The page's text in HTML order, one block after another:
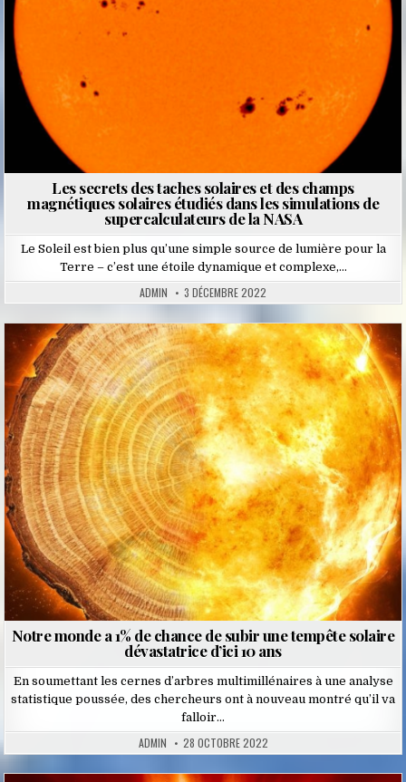
Les secrets des taches solaires et des champs
magnétiques solaires étudiés dans les simulations de
supercalculateurs de la NASA
Le Soleil est bien plus qu’une simple source de lumière pour la
Terre – c’est une étoile dynamique et complexe,…
ADMIN 3 DÉCEMBRE 2022
Posted
in
Notre monde a 1% de chance de subir une tempête solaire
dévastatrice d’ici 10 ans
En soumettant les cernes d’arbres multimillénaires à une analyse
statistique poussée, des chercheurs ont à nouveau montré qu’il va
falloir…
ADMIN 28 OCTOBRE 2022